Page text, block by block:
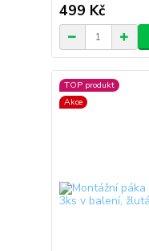
499 Kč
TOP produkt
Akce